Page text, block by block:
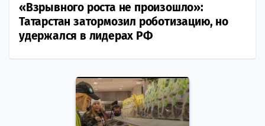
«Взрывного роста не произошло»:
Татарстан затормозил роботизацию, но
удержался в лидерах РФ